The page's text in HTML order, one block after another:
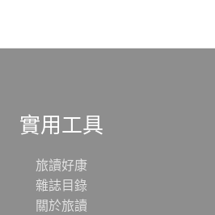
實用工具
旅讀好康
雜誌目錄
關於旅讀